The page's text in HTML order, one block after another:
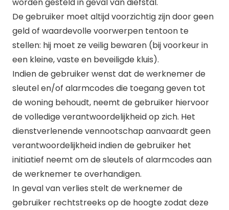
De gebruiker moet altijd voorzichtig zijn door geen
geld of waardevolle voorwerpen tentoon te
stellen: hij moet ze veilig bewaren (bij voorkeur in
een kleine, vaste en beveiligde kluis).
Indien de gebruiker wenst dat de werknemer de
sleutel en/of alarmcodes die toegang geven tot
de woning behoudt, neemt de gebruiker hiervoor
de volledige verantwoordelijkheid op zich. Het
dienstverlenende vennootschap aanvaardt geen
verantwoordelijkheid indien de gebruiker het
initiatief neemt om de sleutels of alarmcodes aan
de werknemer te overhandigen.
In geval van verlies stelt de werknemer de
gebruiker rechtstreeks op de hoogte zodat deze